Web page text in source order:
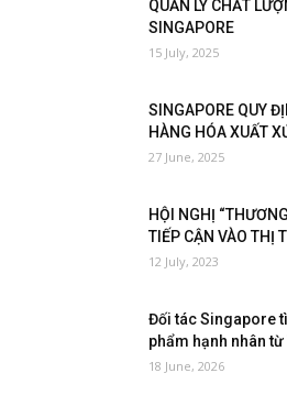
QUẢN LÝ CHẤT
SINGAPORE
15 July, 2025
SINGAPORE QUY
HÀNG HÓA XUẤT
27 June, 2025
HỘI NGHỊ
TIẾP CẬN VÀO THỊ
12 July, 2023
Đối tác Singapore
phẩm hạnh nhân từ
18 June, 2026